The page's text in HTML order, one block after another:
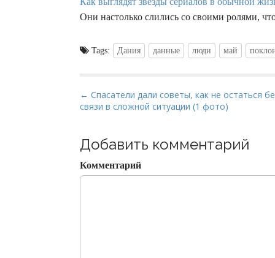
Они настолько слились со своими ролями,
Tags: Дания данные люди май
P
o
t
n
a
← Спасатели дали советы, как не остаться
связи в сложной ситуации (1 фото)
Добавить комментарий
Комментарий